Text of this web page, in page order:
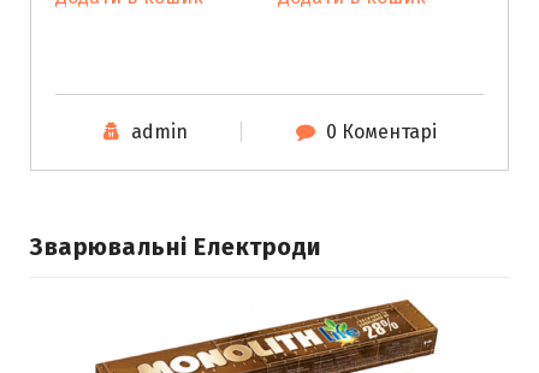
admin 0 Коментарі
Зварювальні Електроди